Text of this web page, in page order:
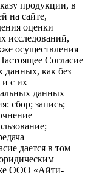
продукции, в
на сайте,
оценки
исследований,
осуществления
Согласие
данных, как без
и с их
данных
сбор; запись;
дается в том
ООО «Айти-